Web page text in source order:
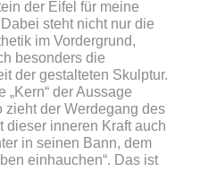
der Eifel für meine
steht nicht nur die
im Vordergrund,
besonders die
der gestalteten Skulptur.
„Kern“ der Aussage
zieht der Werdegang des
dieser inneren Kraft auch
in seinen Bann, dem
einhauchen“. Das ist